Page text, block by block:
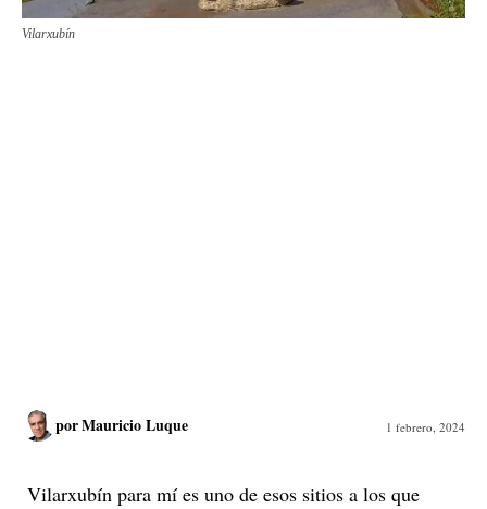
Vilarxubín
porMauricio Luque 1 febrero, 2024
Vilarxubín para mí es uno de esos sitios a los que